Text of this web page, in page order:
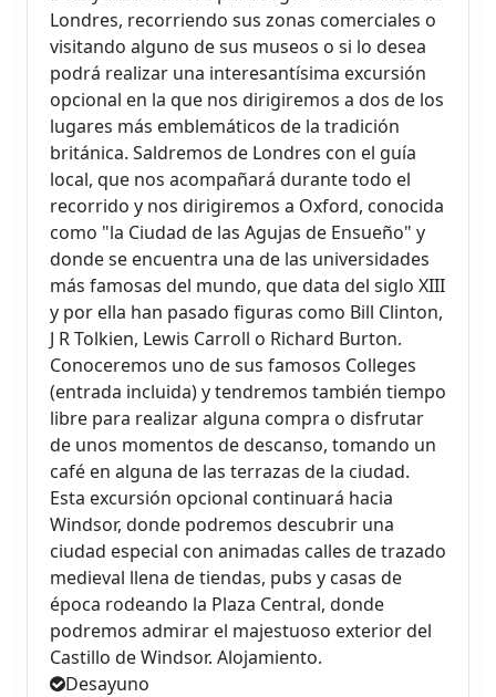
Londres, recorriendo sus zonas comerciales o
visitando alguno de sus museos o si lo desea
podrá realizar una interesantísima excursión
opcional en la que nos dirigiremos a dos de los
lugares más emblemáticos de la tradición
británica. Saldremos de Londres con el guía
local, que nos acompañará durante todo el
recorrido y nos dirigiremos a Oxford, conocida
como "la Ciudad de las Agujas de Ensueño" y
donde se encuentra una de las universidades
más famosas del mundo, que data del siglo XIII
y por ella han pasado figuras como Bill Clinton,
J R Tolkien, Lewis Carroll o Richard Burton.
Conoceremos uno de sus famosos Colleges
(entrada incluida) y tendremos también tiempo
libre para realizar alguna compra o disfrutar
de unos momentos de descanso, tomando un
café en alguna de las terrazas de la ciudad.
Esta excursión opcional continuará hacia
Windsor, donde podremos descubrir una
ciudad especial con animadas calles de trazado
medieval llena de tiendas, pubs y casas de
época rodeando la Plaza Central, donde
podremos admirar el majestuoso exterior del
Castillo de Windsor. Alojamiento.
Desayuno